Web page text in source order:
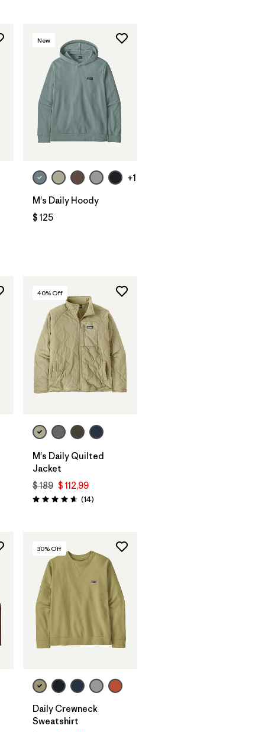
New
+1
M's Daily Hoody
$ 125
40% Off
M's Daily Quilted
Jacket
$ 189 $ 112,99
Valoración: 4.6 / 5
(14Comentarios
)
30% Off
Daily Crewneck
Sweatshirt